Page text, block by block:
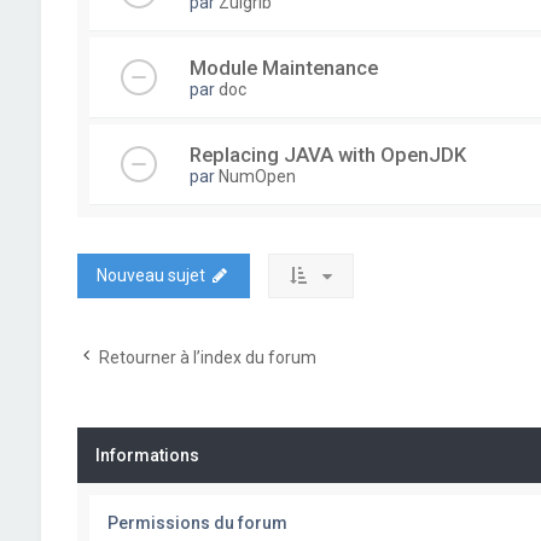
Module Maintenance
pardoc
Replacing JAVA with OpenJDK
par NumOpen
Nouveau sujet
Retourner à l’index du forum
Informations
Permissions du forum